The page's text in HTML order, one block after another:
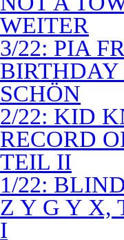
WEITER
3/22: PIA
SCHÖN
2/22: KID
RECORD
TEIL II
1/22:
Z Y G Y X,
I